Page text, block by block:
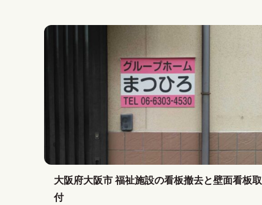
大阪府大阪市 福祉施設の看板撤去と壁面看板取
付